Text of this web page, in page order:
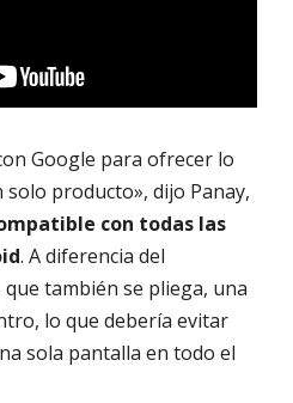
Google para ofrecer lo
producto», dijo Panay,
con todas las
. A diferencia del
que también se pliega, una
lo que debería evitar
sola pantalla en todo el